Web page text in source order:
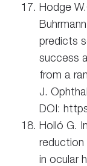
Hodge
predicts
success
from a
J.
DOI:
Holló G.
reduction
in ocular